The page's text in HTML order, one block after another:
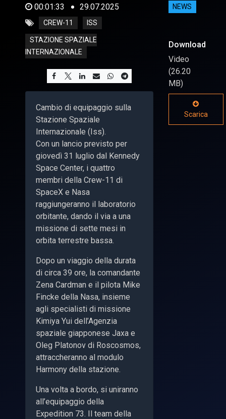
00:01:33 29.07.2025
CREW-11 ISS
STAZIONE SPAZIALE
INTERNAZIONALE
Cambio di equipaggio sulla
Stazione Spaziale
Internazionale (Iss).
Con un lancio previsto per
giovedì 31 luglio dal Kennedy
Space Center, i quattro
membri della Crew-11 di
SpaceX e Nasa
raggiungeranno il laboratorio
orbitante, dando il via a una
missione di sette mesi in
orbita terrestre bassa.
Dopo un viaggio della durata
di circa 39 ore, la comandante
Zena Cardman e il pilota Mike
Fincke della Nasa, insieme
agli specialisti di missione
Kimiya Yui dell’Agenzia
spaziale giapponese Jaxa e
Oleg Platonov di Roscosmos,
attraccheranno al modulo
Harmony della stazione.
Una volta a bordo, si uniranno
all’equipaggio della
Expedition 73. Il team della
NEWS
Download
Video
(26.20
MB)
Scarica